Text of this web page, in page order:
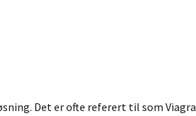
Det er ofte referert til som